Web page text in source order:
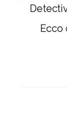
Ecco